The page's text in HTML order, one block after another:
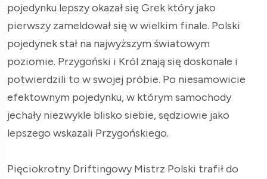
pojedynku lepszy okazał się Grek który jako
pierwszy zameldował się w wielkim finale. Polski
pojedynek stał na najwyższym światowym
poziomie. Przygoński i Król znają się doskonale i
potwierdzili to w swojej próbie. Po niesamowicie
efektownym pojedynku, w którym samochody
jechały niezwykle blisko siebie, sędziowie jako
lepszego wskazali Przygońskiego.
Pięciokrotny Driftingowy Mistrz Polski trafił do